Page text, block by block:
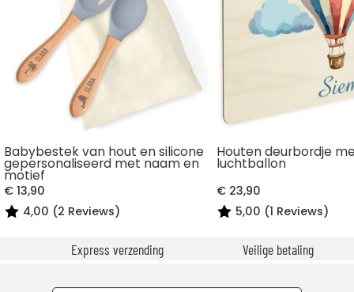
Babybestek van hout en silicone
gepersonaliseerd met naam en
motief
€ 13,90
4,00 (2 Reviews)
Houten deurbordje
luchtballon
€ 23,90
5,00 (1 Reviews)
Express verzending Veilige betaling